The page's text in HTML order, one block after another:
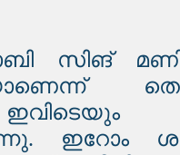
സിങ്
ഇവിടെയും
ഇറോം